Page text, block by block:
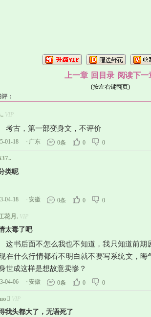
上一章 回目录 阅读下一
(按左右键翻页)
：
VIP
古，第一部变身文，不评价
01-18 · 广东 0条 0 0
类呢
04-18 · 安徽 0条 0 0
花月. VIP
太毒了吧
书后面不怎么我也不知道，我只知道前期
在什么行情都看不明白就不要写系统文，
世成这样是想故意卖惨？
04-06 · 安徽 0条 0 0
VIP
我头都大了，无语死了